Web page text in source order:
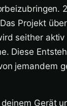
Projekt
seither
Diese
jemandem
Gerät